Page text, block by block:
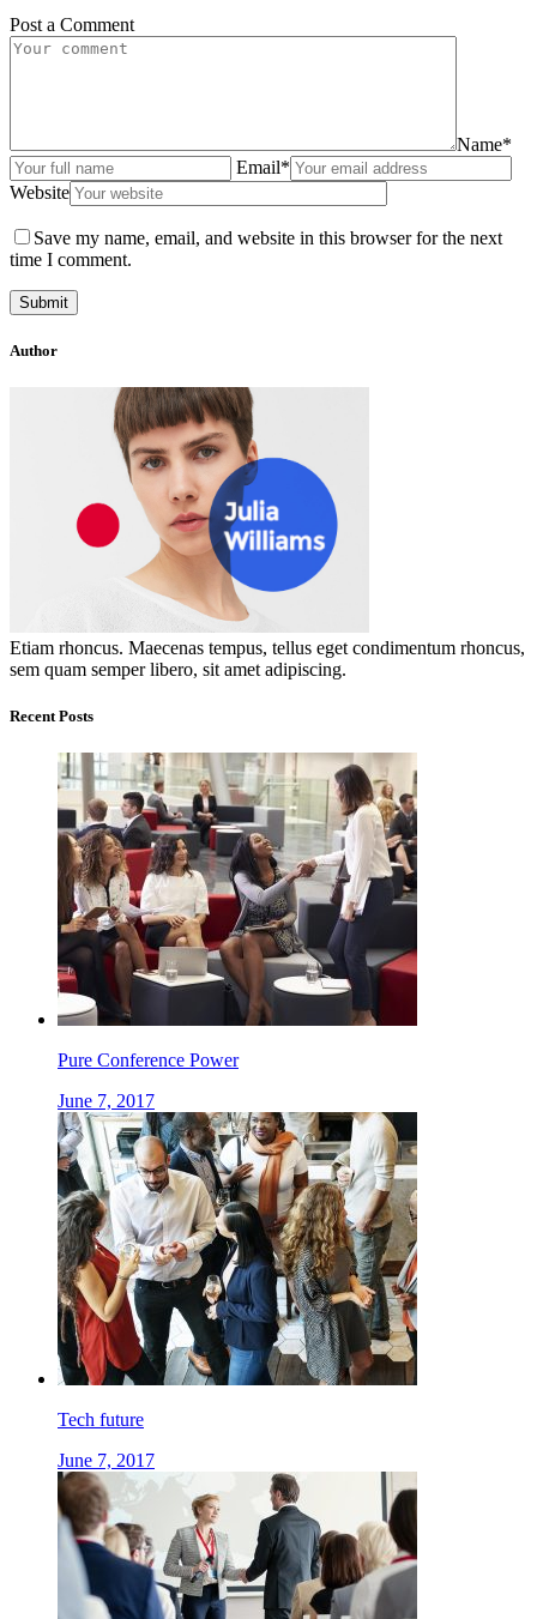
Post a Comment
Name*
Email*
Website
Save my name, email, and website in this browser for the next
time I comment.
Author
Etiam rhoncus. Maecenas tempus, tellus eget condimentum rhoncus,
sem quam semper libero, sit amet adipiscing.
Recent Posts
Pure Conference Power
June 7, 2017
Tech future
June 7, 2017